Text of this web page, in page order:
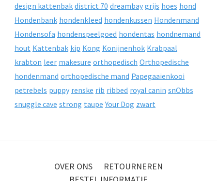
design kattenbak district 70 dreambay grijs hoes hond
Hondenbank hondenkleed hondenkussen Hondenmand
Hondensofa hondenspeelgoed hondentas hondnemand
hout Kattenbak kip Kong Konijnenhok Krabpaal
krabton leer makesure orthopedisch Orthopedische
hondenmand orthopedische mand Papegaaienkooi
petrebels puppy renske rib ribbed royal canin snObbs
snuggle cave strong taupe Your Dog zwart
OVER ONS
RETOURNEREN